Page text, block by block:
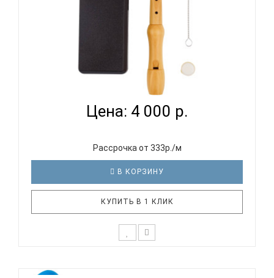
VERMONT JH098 - БЛОКФЛЕЙТА СОПРАНО
НЕМЕЦКАЯ СИСТЕМ...
Цена: 4 000 р.
Рассрочка от 333р./м
В КОРЗИНУ
КУПИТЬ В 1 КЛИК
подходит как для начинающих музыкантов, так и